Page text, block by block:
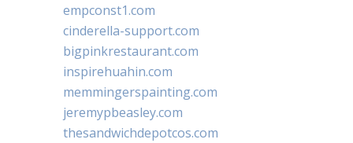
empconst1.com
cinderella-support.com
bigpinkrestaurant.com
inspirehuahin.com
memmingerspainting.com
jeremypbeasley.com
thesandwichdepotcos.com